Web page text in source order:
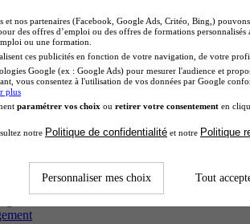
en alternance
en alternance
par filière les plus
et nos partenaires (Facebook, Google Ads, Critéo, Bing,)
des offres d’emploi ou des offres de formations
ou une formation.
ces publicités en fonction de votre navigation, de votre
Google (ex : Google Ads) pour mesurer l'audience et
vous consentez à l'utilisation de vos données par Google
plus
paramétrer vos choix ou retirer votre consentement en
notre Politique de confidentialité et notre Politique
Personnaliser mes choix Tout